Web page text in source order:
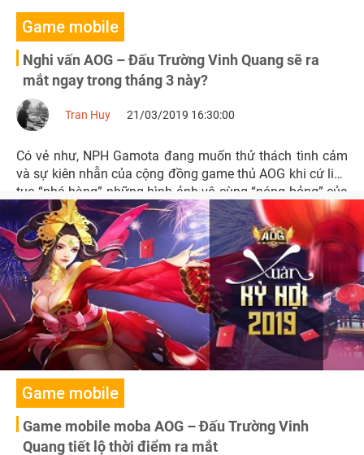
Game mobile
Nghi vấn AOG – Đấu Trường Vinh Quang sẽ ra
mắt ngay trong tháng 3 này?
Tran Huy 21/03/2019 16:30:00
Có vẻ như, NPH Gamota đang muốn thử thách tình cảm
và sự kiên nhẫn của cộng đồng game thủ AOG khi cứ liên
tục “nhá hàng” những hình ảnh vô cùng “nóng bỏng” của
AOG – Đấu Trường Vinh Quang.
Game mobile
Game mobile moba AOG – Đấu Trường Vinh
Quang tiết lộ thời điểm ra mắt